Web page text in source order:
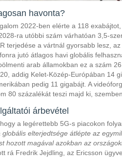
havonta?
2022-ben elérte a 118
ra utóbbi szám várhatóan 3,5-
terjedése a vártnál gyorsabb lesz,
jutó átlagos havi globális
arab államokban ez a szám
addig Kelet-Közép-Európában 14
pedig 11 gigabájt. A
80 százalékát teszi majd ki,
árbevétel
a legérettebb 5G-s piacokon
globális elterjedtsége átlépte az
hozott magával azokban az
rá Fredrik Jejdling, az Ericsson